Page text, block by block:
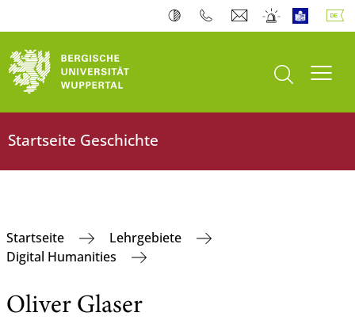
Suche öffnen
Startseite Geschichte
Startseite
Lehrgebiete
Digital Humanities
Oliver Glaser